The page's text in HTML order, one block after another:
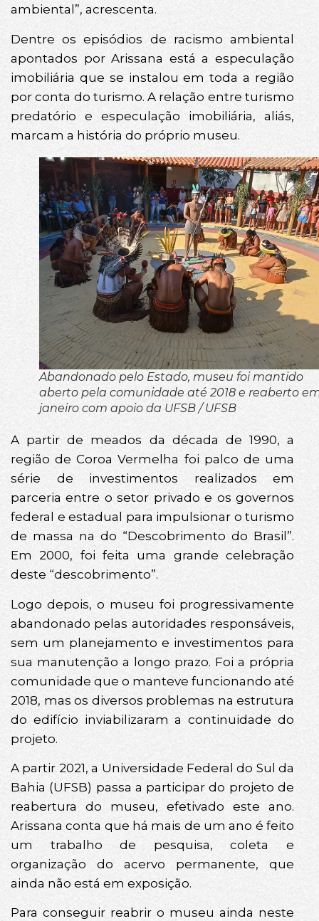
ambiental”, acrescenta.
Dentre os episódios de racismo ambiental
apontados por Arissana está a especulação
imobiliária que se instalou em toda a região
por conta do turismo. A relação entre turismo
predatório e especulação imobiliária, aliás,
marcam a história do próprio museu.
Abandonado pelo Estado, museu foi mantido
aberto pela comunidade até 2018 e reaberto
janeiro com apoio da UFSB / UFSB
A partir de meados da década de 1990, a
região de Coroa Vermelha foi palco de uma
série de investimentos realizados em
parceria entre o setor privado e os governos
federal e estadual para impulsionar o turismo
de massa na do “Descobrimento do Brasil”.
Em 2000, foi feita uma grande celebração
deste “descobrimento”.
Logo depois, o museu foi progressivamente
abandonado pelas autoridades responsáveis,
sem um planejamento e investimentos para
sua manutenção a longo prazo. Foi a própria
comunidade que o manteve funcionando até
2018, mas os diversos problemas na estrutura
do edifício inviabilizaram a continuidade do
projeto.
A partir 2021, a Universidade Federal do Sul da
Bahia (UFSB) passa a participar do projeto de
reabertura do museu, efetivado este ano.
Arissana conta que há mais de um ano é feito
um trabalho de pesquisa, coleta e
organização do acervo permanente, que
ainda não está em exposição.
Para conseguir reabrir o museu ainda neste